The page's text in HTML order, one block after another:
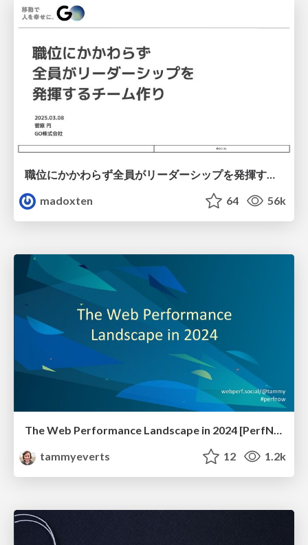
madoxten
64 56k
The Web Performance Landscape in 2024 [PerfNow 2024]
tammyeverts
12 1.2k